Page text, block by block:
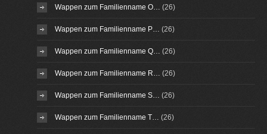
Wappen zum Familienname O… (26)
Wappen zum Familienname P… (26)
Wappen zum Familienname Q… (26)
Wappen zum Familienname R… (26)
Wappen zum Familienname S… (26)
Wappen zum Familienname T… (26)